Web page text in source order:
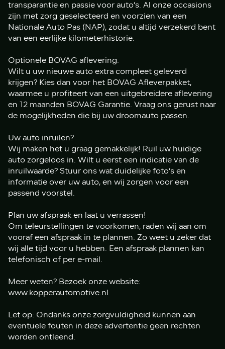
transparantie en passie voor auto’s. Al onze occasions
zijn met zorg geselecteerd en voorzien van een
Nationale Auto Pas (NAP), zodat u altijd verzekerd bent
van een eerlijke kilometerhistorie.
Optionele BOVAG aflevering.
Wilt u uw nieuwe auto extra compleet geleverd
krijgen? Kies dan voor het BOVAG Afleverpakket,
waarmee u profiteert van een uitgebreidere aflevering
en 12 maanden BOVAG Garantie. Vraag ons gerust naar
de mogelijkheden die bij uw droomauto passen.
Uw auto inruilen?
Wij maken het u graag gemakkelijk! Ruil uw huidige
auto zorgeloos in. Wilt u eerst een indicatie van de
inruilwaarde? Stuur ons wat duidelijke foto’s en
informatie over uw auto, en wij zorgen voor een
passend voorstel.
Plan uw afspraak en laat u verrassen!
Om teleurstellingen te voorkomen, raden wij aan om
vooraf een afspraak in te plannen. Zo weet u zeker dat
wij alle tijd voor u hebben. Een afspraak plannen kan
telefonisch of per e-mail.
Meer weten? Bezoek onze website:
www.kopperautomotive.nl
Let op: Ondanks onze zorgvuldigheid kunnen aan
eventuele fouten in deze advertentie geen rechten
worden ontleend.